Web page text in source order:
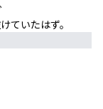
ていたはず。